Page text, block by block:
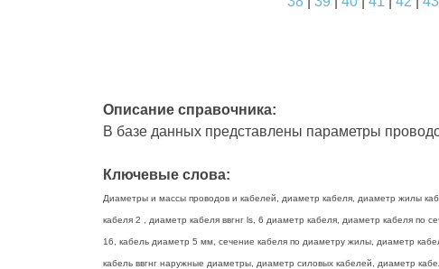
Описание справочника:
В базе данных представлены параметры
Ключевые слова:
Диаметры и массы проводов и кабелей, диаметр кабеля, диаметр жилы
кабеля 2 , диаметр кабеля ввгнг ls, 6 диаметр кабеля, диаметр кабеля
16, кабель диаметр 5 мм, сечение кабеля по диаметру жилы, диаметр
кабель ввгнг наружные диаметры, диаметр силовых кабелей, диаметр